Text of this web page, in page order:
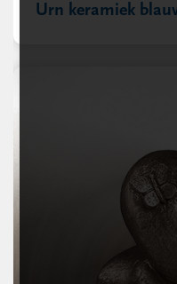
Urn keramiek